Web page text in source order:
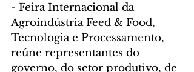
- Feira Internacional da
Agroindústria Feed & Food,
Tecnologia e Processamento,
reúne representantes do
governo, do setor produtivo, de